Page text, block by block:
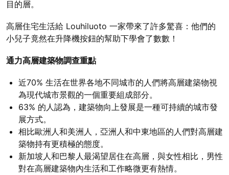
目的層。
高層住宅生活給 Louhiluoto 一家帶來了許多驚喜：他們的
小兒子竟然在升降機按鈕的幫助下學會了數數！
通力高層建築物調查重點
近70% 生活在世界各地不同城市的人們將高層建築物視
為現代城市景觀的一個重要組成部分。
63% 的人認為，建築物向上發展是一種可持續的城市發
展方式。
相比歐洲人和美洲人，亞洲人和中東地區的人們對高層建
築物持有更積極的態度。
新加坡人和巴黎人最渴望居住在高層，與女性相比，男性
對在高層建築物內生活和工作略微更有熱情。